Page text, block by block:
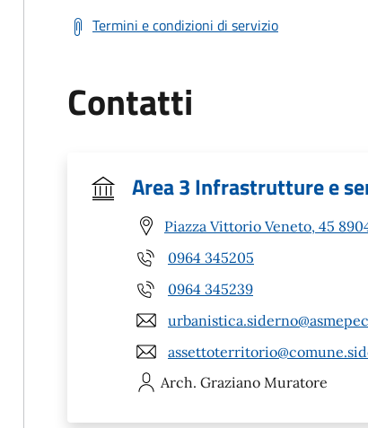
Termini e condizioni di servizio
Contatti
Area 3 Infrastrutture e
Piazza Vittorio Veneto, 45
0964 345205
0964 345239
Arch. Graziano Muratore